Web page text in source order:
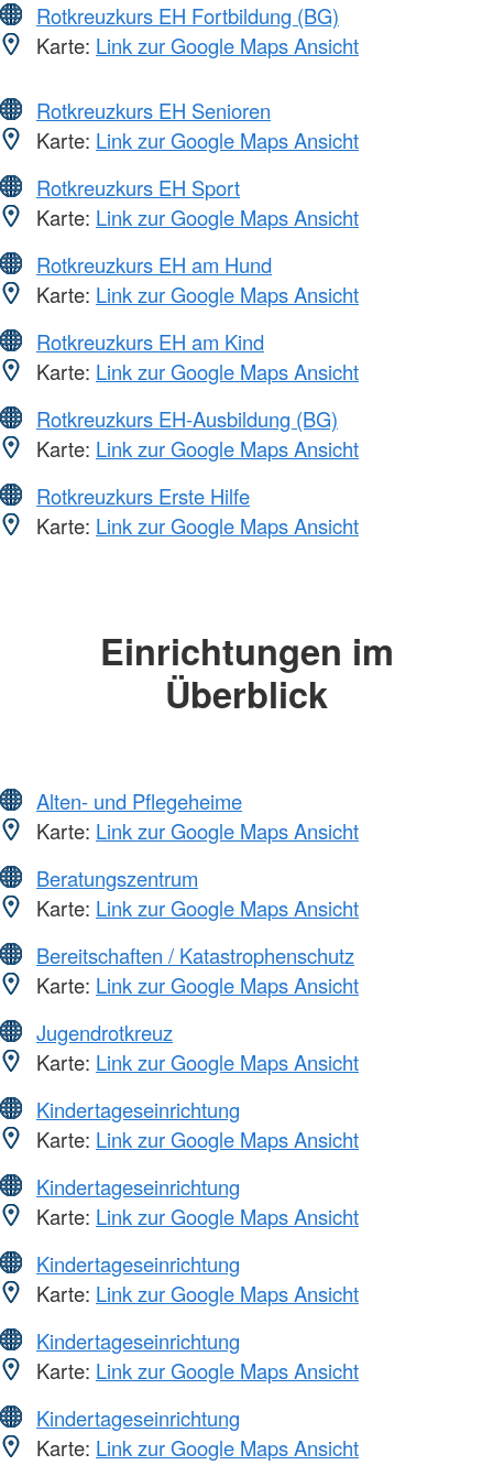
Rotkreuzkurs EH Fortbildung (BG)
Karte: Link zur Google Maps Ansicht
Rotkreuzkurs EH Senioren
Karte: Link zur Google Maps Ansicht
Rotkreuzkurs EH Sport
Karte: Link zur Google Maps Ansicht
Rotkreuzkurs EH am Hund
Karte: Link zur Google Maps Ansicht
Rotkreuzkurs EH am Kind
Karte: Link zur Google Maps Ansicht
Rotkreuzkurs EH-Ausbildung (BG)
Karte: Link zur Google Maps Ansicht
Rotkreuzkurs Erste Hilfe
Karte: Link zur Google Maps Ansicht
Einrichtungen im
Überblick
Alten- und Pflegeheime
Karte: Link zur Google Maps Ansicht
Beratungszentrum
Karte: Link zur Google Maps Ansicht
Bereitschaften / Katastrophenschutz
Karte: Link zur Google Maps Ansicht
Jugendrotkreuz
Karte: Link zur Google Maps Ansicht
Kindertageseinrichtung
Karte: Link zur Google Maps Ansicht
Kindertageseinrichtung
Karte: Link zur Google Maps Ansicht
Kindertageseinrichtung
Karte: Link zur Google Maps Ansicht
Kindertageseinrichtung
Karte: Link zur Google Maps Ansicht
Kindertageseinrichtung
Karte: Link zur Google Maps Ansicht